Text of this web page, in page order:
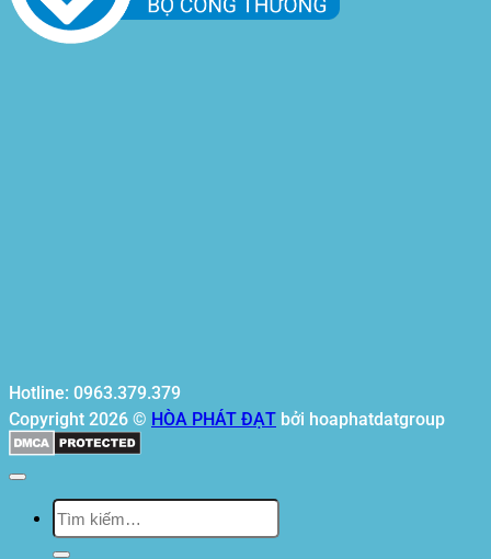
Hotline: 0963.379.379
Copyright 2026 © HÒA PHÁT ĐẠT bởi hoaphatdatgroup
Tìm
kiếm: